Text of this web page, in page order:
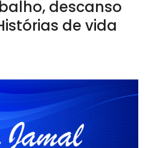
descanso
de vida